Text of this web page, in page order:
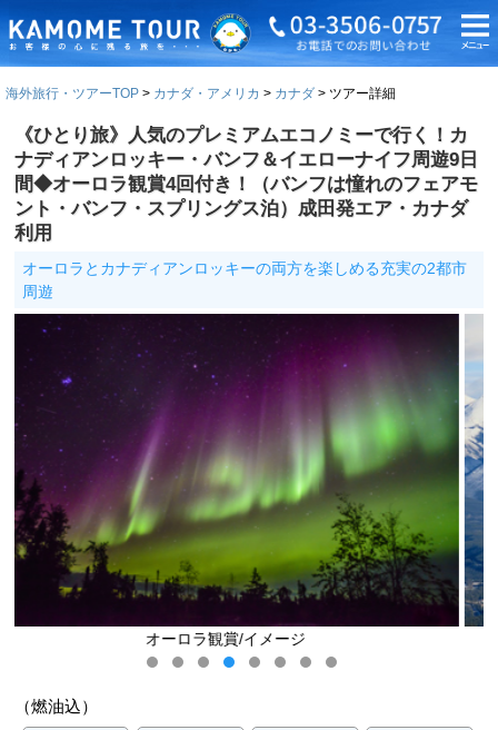
海外旅行・ツアーTOP カナダ・アメリカ カナダ ツアー詳細
《ひとり旅》人気のプレミアムエコノミーで行く！カ
ナディアンロッキー・バンフ＆イエローナイフ周遊9日
間◆オーロラ観賞4回付き！（バンフは憧れのフェアモ
ント・バンフ・スプリングス泊）成田発エア・カナダ
利用
オーロラとカナディアンロッキーの両方を楽しめる充実の2都市
周遊
サルファー山/イメージ
（燃油込）